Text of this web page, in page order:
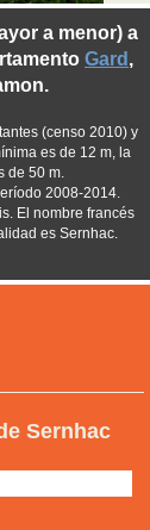
Sernhac
a menor) a
Gard ,
(censo 2010) y
es de 12 m, la
de 50 m.
2008-2014.
El nombre francés
es Sernhac.